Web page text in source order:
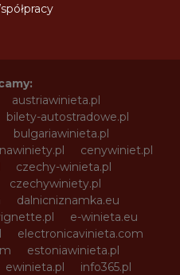
austriawinieta.pl
bilety-autostradowe.pl
bulgariawinieta.pl
cenywiniet.pl
czechy-winieta.pl
czechywiniety.pl
dalnicniznamka.eu
e-winieta.eu
electronicavinieta.com
estoniawinieta.pl
ewinieta.pl
info365.pl